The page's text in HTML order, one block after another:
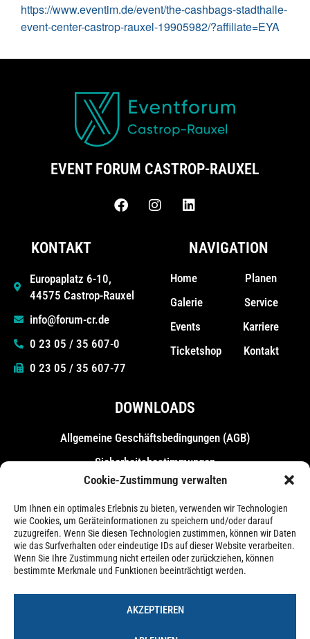
Cookie-Zustimmung verwalten
Um Ihnen ein optimales Erlebnis zu bieten, verwenden wir Technologien
wie Cookies, um Geräteinformationen zu speichern und/oder darauf
zuzugreifen. Wenn Sie diesen Technologien zustimmen, können wir Daten
wie das Surfverhalten oder eindeutige IDs auf dieser Website verarbeiten.
Wenn Sie Ihre Zustimmung nicht erteilen oder zurückziehen, können
bestimmte Merkmale und Funktionen beeinträchtigt werden.
AKZEPTIEREN
https://www.eventim.de/event/the-cashbags-stadthalle-
event-center-castrop-rauxel-19905982/?affiliate=EYA
EVENT FORUM CASTROP-RAUXEL
KONTAKT
Europaplatz 6-10,
44575 Castrop-Rauxel
info@forum-cr.de
0 23 05 / 35 607-0
0 23 05 / 35 607-77
NAVIGATION
Home
Galerie
Events
Ticketshop
Planen
Service
Karriere
Kontakt
DOWNLOADS
Allgemeine Geschäfts­bedingungen (AGB)
Sicherheitsbestimmungen
Messebestimmungen